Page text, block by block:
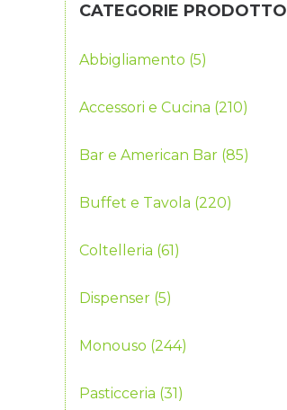
CATEGORIE PRODOTTO
Abbigliamento (5)
Accessori e Cucina (210)
Bar e American Bar (85)
Buffet e Tavola (220)
Coltelleria (61)
Dispenser (5)
Monouso (244)
Pasticceria (31)